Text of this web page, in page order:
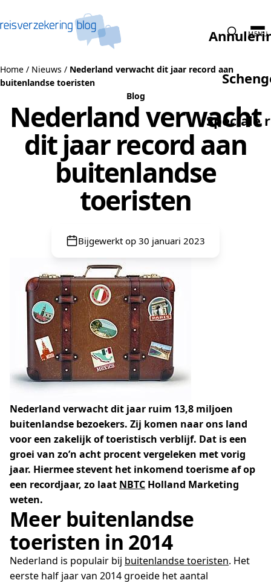
Speciale
MENU
Home / Nieuws / Nederland verwacht dit jaar record aan
buitenlandse toeristen
Blog
Nederland verwacht
dit jaar record aan
buitenlandse
toeristen
Bijgewerkt op 30 januari 2023
Nederland verwacht dit jaar ruim 13,8 miljoen
buitenlandse bezoekers. Zij komen naar ons land
voor een zakelijk of toeristisch verblijf. Dat is een
groei van zo’n acht procent vergeleken met vorig
jaar. Hiermee stevent het inkomend toerisme af op
een recordjaar, zo laat NBTC Holland Marketing
weten.
Meer buitenlandse
toeristen in 2014
Nederland is populair bij buitenlandse toeristen. Het
eerste half jaar van 2014 groeide het aantal